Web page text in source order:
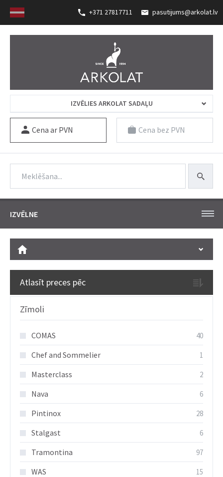
+371 27817711 pasutijums@arkolat.lv
IZVĒLIES ARKOLAT SADAĻU
Cena ar PVN Cena bez PVN
IZVĒLNE
Atlasīt preces pēc
Zīmoli
COMAS 40
Chef and Sommelier 1
Masterclass 2
Nava 6
Pintinox 28
Stalgast 6
Tramontina 97
WAS 15